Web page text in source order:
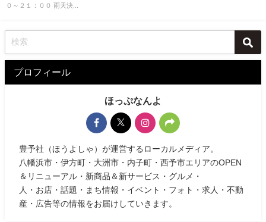
０～２１：００ 雨天決...
プロフィール
ほっぷなんよ
豊予社（ほうよしゃ）が運営するローカルメディア。
八幡浜市・伊方町・大洲市・内子町・西予市エリアのOPEN
＆リニューアル・新商品＆新サービス・グルメ・
人・お店・話題・まち情報・イベント・フォト・求人・不動
産・広告等の情報をお届けしていきます。